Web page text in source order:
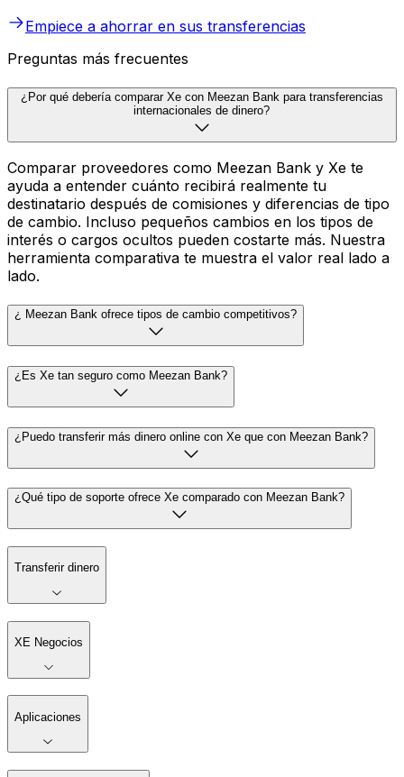
Empiece a ahorrar en sus transferencias
Preguntas más frecuentes
¿Por qué debería comparar Xe con Meezan Bank para transferencias
internacionales de dinero?
Comparar proveedores como Meezan Bank y Xe te
ayuda a entender cuánto recibirá realmente tu
destinatario después de comisiones y diferencias de tipo
de cambio. Incluso pequeños cambios en los tipos de
interés o cargos ocultos pueden costarte más. Nuestra
herramienta comparativa te muestra el valor real lado a
lado.
¿ Meezan Bank ofrece tipos de cambio competitivos?
¿Es Xe tan seguro como Meezan Bank?
¿Puedo transferir más dinero online con Xe que con Meezan Bank?
¿Qué tipo de soporte ofrece Xe comparado con Meezan Bank?
Transferir dinero
XE Negocios
Aplicaciones